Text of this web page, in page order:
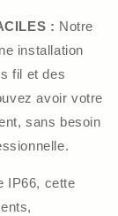
: Notre
installation
fil et des
avoir votre
sans besoin
IP66, cette